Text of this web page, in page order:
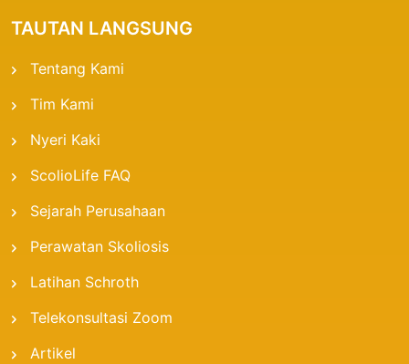
TAUTAN LANGSUNG
Tentang Kami
Tim Kami
Nyeri Kaki
ScolioLife FAQ
Sejarah Perusahaan
Perawatan Skoliosis
Latihan Schroth
Telekonsultasi Zoom
Artikel